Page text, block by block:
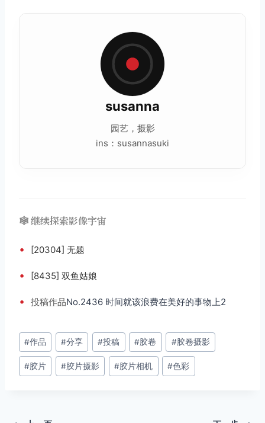
susanna
园艺，摄影
ins：susannasuki
🕸️ 继续探索影像宇宙
• [20304] 无题
• [8435] 双鱼姑娘
• 投稿作品No.2436 时间就该浪费在美好的事物上2
文
章
标
#作品 #分享 #投稿 #胶卷 #胶卷摄影
#胶片 #胶片摄影 #胶片相机 #色彩